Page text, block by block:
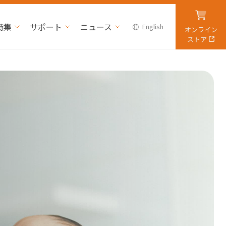
集 サポート ニュース English
オンライン
ストア